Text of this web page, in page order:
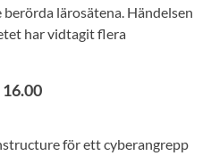
lärosätena. Händelsen
har vidtagit flera
för ett cyberangrepp